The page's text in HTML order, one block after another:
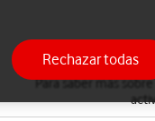
Puedes desviar al
Para saber más
Rechazar todas